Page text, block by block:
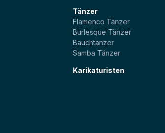
Tänzer
Flamenco Tänzer
Burlesque Tänzer
Bauchtänzer
Samba Tänzer
Karikaturisten